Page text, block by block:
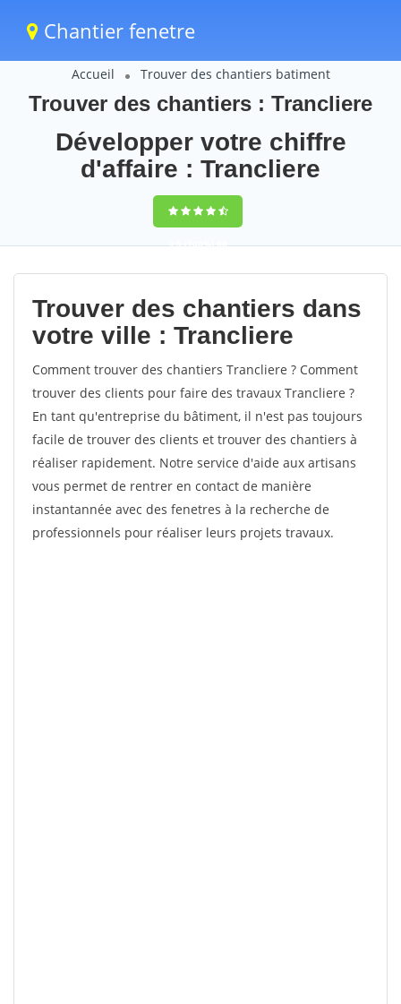
Chantier fenetre
Accueil Trouver des chantiers batiment
Trouver des chantiers : Trancliere
Développer votre chiffre
d'affaire : Trancliere
9,5(100%)60
votes
Trouver des chantiers dans
votre ville : Trancliere
Comment trouver des chantiers Trancliere ? Comment
trouver des clients pour faire des travaux Trancliere ?
En tant qu'entreprise du bâtiment, il n'est pas toujours
facile de trouver des clients et trouver des chantiers à
réaliser rapidement. Notre service d'aide aux artisans
vous permet de rentrer en contact de manière
instantannée avec des fenetres à la recherche de
professionnels pour réaliser leurs projets travaux.